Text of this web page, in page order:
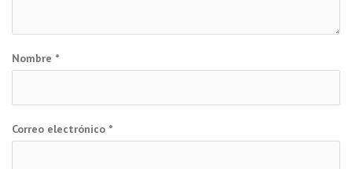
Nombre *
Correo electrónico *